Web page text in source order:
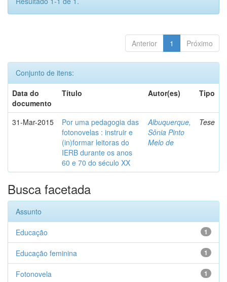
Anterior 1 Próximo
Conjunto de itens:
Data do
documento
Título Autor(es) Tipo
31-Mar-2015
Por uma pedagogia das
fotonovelas : instruir e
(in)formar leitoras do
IERB durante os anos
60 e 70 do século XX
Albuquerque,
Sônia Pinto
Melo de
Tese
Busca facetada
Assunto
1
Educação
1
Educação feminina
1
Fotonovela